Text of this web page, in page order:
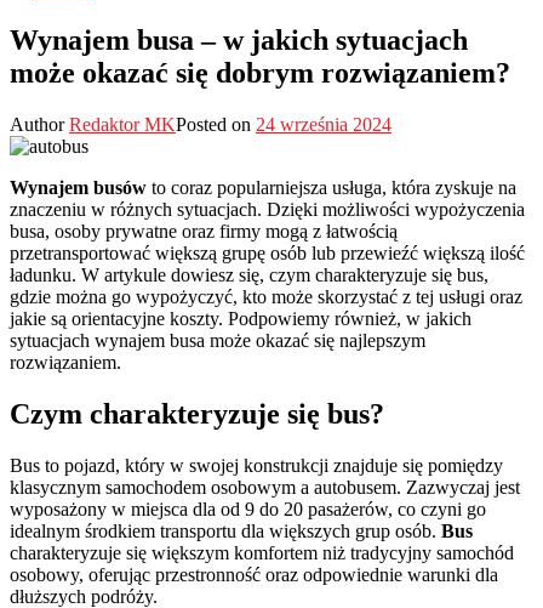
Wynajem busa – w jakich sytuacjach
może okazać się dobrym rozwiązaniem?
AuthorRedaktor MKPosted on 24 września 2024
Wynajem busów to coraz popularniejsza usługa, która zyskuje na
znaczeniu w różnych sytuacjach. Dzięki możliwości wypożyczenia
busa, osoby prywatne oraz firmy mogą z łatwością
przetransportować większą grupę osób lub przewieźć większą ilość
ładunku. W artykule dowiesz się, czym charakteryzuje się bus,
gdzie można go wypożyczyć, kto może skorzystać z tej usługi oraz
jakie są orientacyjne koszty. Podpowiemy również, w jakich
sytuacjach wynajem busa może okazać się najlepszym
rozwiązaniem.
Czym charakteryzuje się bus?
Bus to pojazd, który w swojej konstrukcji znajduje się pomiędzy
klasycznym samochodem osobowym a autobusem. Zazwyczaj jest
wyposażony w miejsca dla od 9 do 20 pasażerów, co czyni go
idealnym środkiem transportu dla większych grup osób. Bus
charakteryzuje się większym komfortem niż tradycyjny samochód
osobowy, oferując przestronność oraz odpowiednie warunki dla
dłuższych podróży.